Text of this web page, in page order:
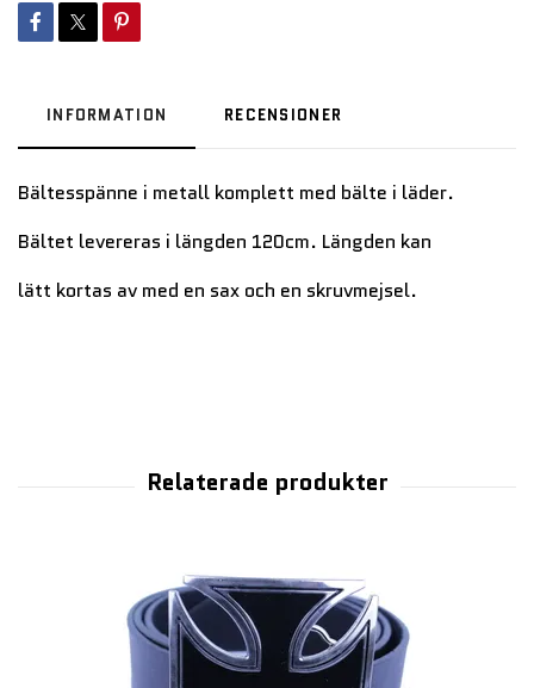
INFORMATION RECENSIONER
Bältesspänne i metall komplett med bälte i läder.
Bältet levereras i längden 120cm. Längden kan
lätt kortas av med en sax och en skruvmejsel.